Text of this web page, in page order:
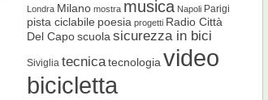
Londra Milano mostra musica Napoli Parigi
pista ciclabile poesia progetti Radio Città
Del Capo scuolasicurezza in bici
Siviglia tecnicatecnologiavideo
bicicletta